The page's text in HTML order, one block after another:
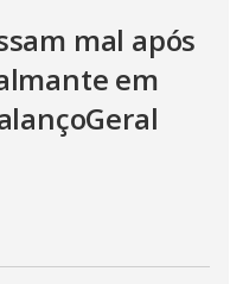
mal após
em